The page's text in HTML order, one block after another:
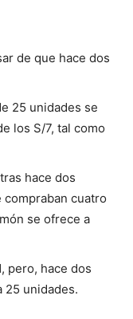
de que hace dos
25 unidades se
los S/7, tal como
hace dos
cuatro
se ofrece a
pero, hace dos
25 unidades.